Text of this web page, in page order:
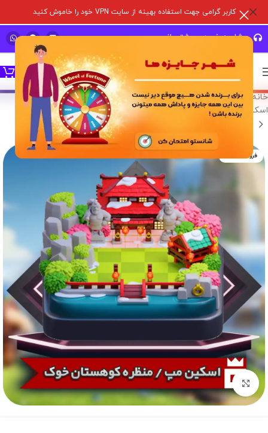
کاربر گرامی جهت استفاده بهینه از سایت VPN خود را خاموش کنید
مشاوره خرید و پشتیبانی سریع
خانه خدمات درون برنامه ای/بازی های سوپر سل/کلش آف کلنز/
اسکین منظره
فروخته شده
برای بزرگنمایی کلیک کنید